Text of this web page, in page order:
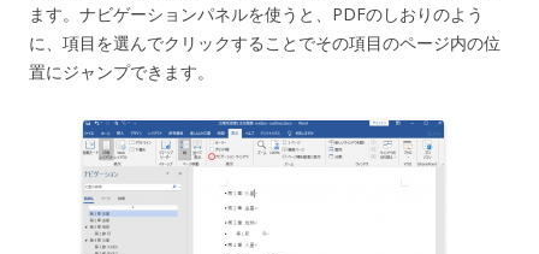
ます。ナビゲーションパネルを使うと、PDFのしおりのよう
に、項目を選んでクリックすることでその項目のページ内の位
置にジャンプできます。